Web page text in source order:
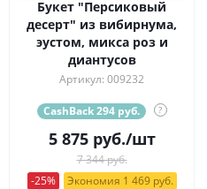
Букет "Персиковый
десерт" из вибирнума,
эустом, микса роз и
диантусов
Артикул: 009232
CashBack 294 руб. ?
5 875руб./шт
7 344 руб.
-25%
Экономия 1 469 руб.